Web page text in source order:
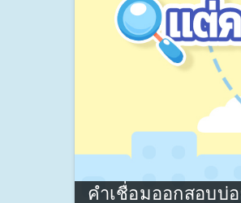
คำเชื่อมออกสอบบ่